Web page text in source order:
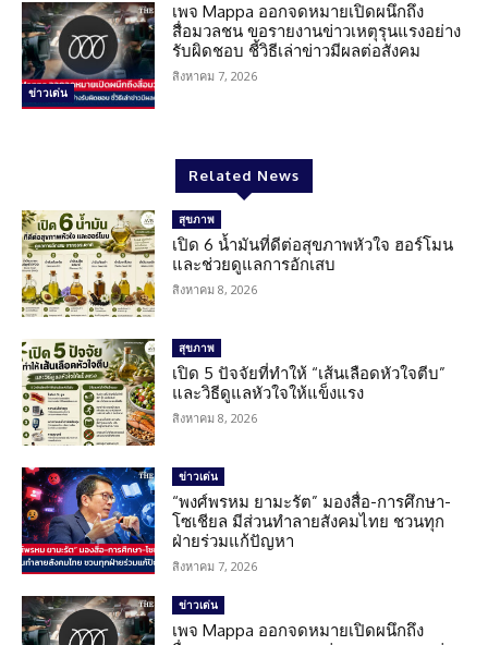
ข่าวเด่น
เพจ Mappa ออกจดหมายเปิดผนึกถึง
สื่อมวลชน ขอรายงานข่าวเหตุรุนแรงอย่าง
รับผิดชอบ ชี้วิธีเล่าข่าวมีผลต่อสังคม
สิงหาคม 7, 2026
Related News
สุขภาพ
เปิด 6 น้ำมันที่ดีต่อสุขภาพหัวใจ ฮอร์โมน
และช่วยดูแลการอักเสบ
สิงหาคม 8, 2026
สุขภาพ
เปิด 5 ปัจจัยที่ทำให้ “เส้นเลือดหัวใจตีบ”
และวิธีดูแลหัวใจให้แข็งแรง
สิงหาคม 8, 2026
ข่าวเด่น
“พงศ์พรหม ยามะรัต” มองสื่อ-การศึกษา-
โซเชียล มีส่วนทำลายสังคมไทย ชวนทุก
ฝ่ายร่วมแก้ปัญหา
สิงหาคม 7, 2026
ข่าวเด่น
เพจ Mappa ออกจดหมายเปิดผนึกถึง